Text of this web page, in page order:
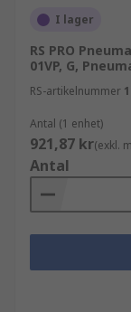
I lager
RS PRO
01VP, G,
RS-artikelnummer
Antal (1 enhet)
921,87 kr(exkl.
Antal